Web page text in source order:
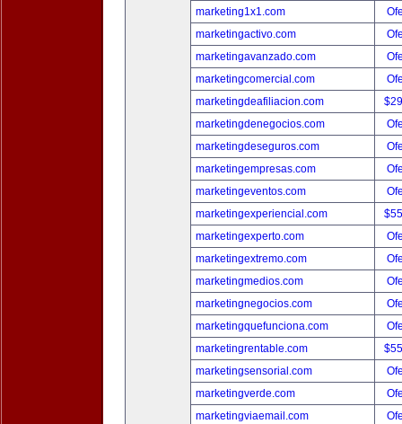
marketing1x1.com
marketingactivo.com
marketingavanzado.com
marketingcomercial.com
marketingdeafiliacion.com
marketingdenegocios.com
marketingdeseguros.com
marketingempresas.com
marketingeventos.com
marketingexperiencial.com
marketingexperto.com
marketingextremo.com
marketingmedios.com
marketingnegocios.com
marketingquefunciona.com
marketingrentable.com
marketingsensorial.com
marketingverde.com
marketingviaemail.com